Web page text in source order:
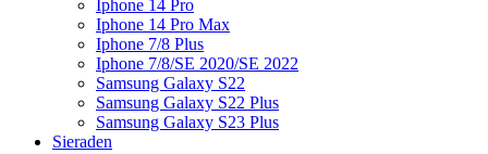
Iphone 14 Pro
Iphone 14 Pro Max
Iphone 7/8 Plus
Iphone 7/8/SE 2020/SE 2022
Samsung Galaxy S22
Samsung Galaxy S22 Plus
Samsung Galaxy S23 Plus
Sieraden